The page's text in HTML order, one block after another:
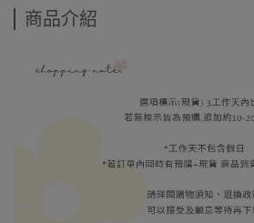
商品介紹